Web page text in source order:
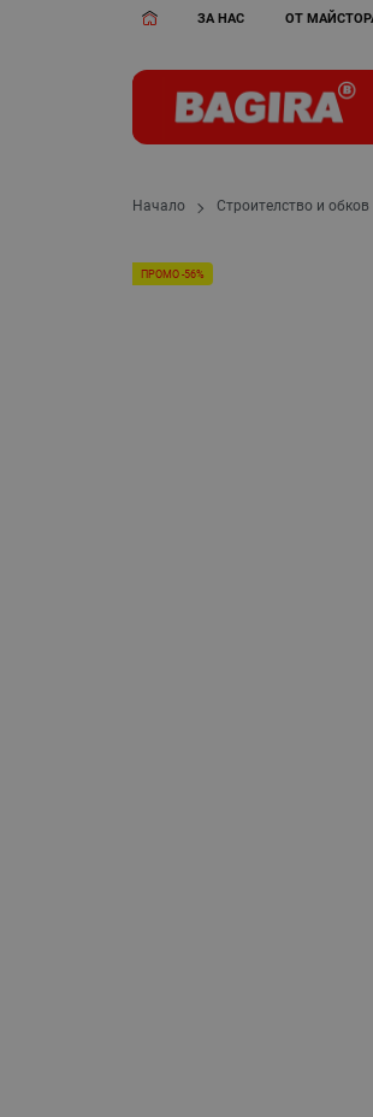
ЗА НАС ОТ
Начало Строителство и обков
ПРОМО -56%